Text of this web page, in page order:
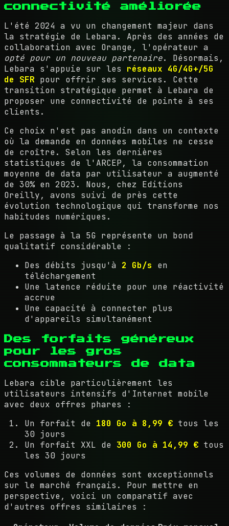
connectivité améliorée
L'été 2024 a vu un changement majeur dans
la stratégie de Lebara. Après des années de
collaboration avec Orange, l'opérateur a
opté pour un nouveau partenaire. Désormais,
Lebara s'appuie sur les réseaux 4G/4G+/5G
de SFR pour offrir ses services. Cette
transition stratégique permet à Lebara de
proposer une connectivité de pointe à ses
clients.
Ce choix n'est pas anodin dans un contexte
où la demande en données mobiles ne cesse
de croître. Selon les dernières
statistiques de l'ARCEP, la consommation
moyenne de data par utilisateur a augmenté
de 30% en 2023. Nous, chez Editions
Oreilly, avons suivi de près cette
évolution technologique qui transforme nos
habitudes numériques.
Le passage à la 5G représente un bond
qualitatif considérable :
Des débits jusqu'à 2 Gb/s en
téléchargement
Une latence réduite pour une réactivité
accrue
Une capacité à connecter plus
d'appareils simultanément
Des forfaits généreux
pour les gros
consommateurs de data
Lebara cible particulièrement les
utilisateurs intensifs d'Internet mobile
avec deux offres phares :
Un forfait de 180 Go à 8,99 € tous les
30 jours
Un forfait XXL de 300 Go à 14,99 € tous
les 30 jours
Ces volumes de données sont exceptionnels
sur le marché français. Pour mettre en
perspective, voici un comparatif avec
d'autres offres similaires :